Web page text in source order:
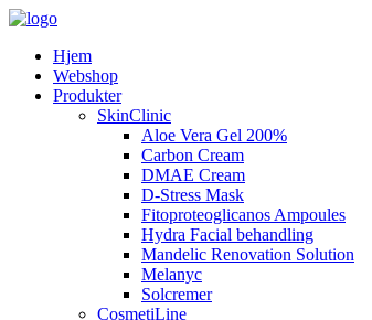
Hjem
Webshop
Produkter
SkinClinic
Aloe Vera Gel 200%
Carbon Cream
DMAE Cream
D-Stress Mask
Fitoproteoglicanos Ampoules
Hydra Facial behandling
Mandelic Renovation Solution
Melanyc
Solcremer
CosmetiLine